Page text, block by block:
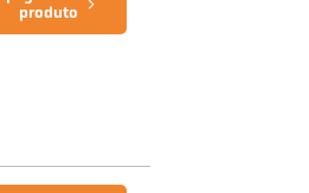
produto